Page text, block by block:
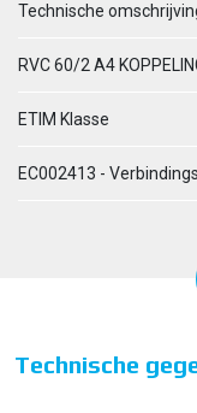
Technische
RVC 60/2 A4
ETIM Klasse
EC002413 -
Technische